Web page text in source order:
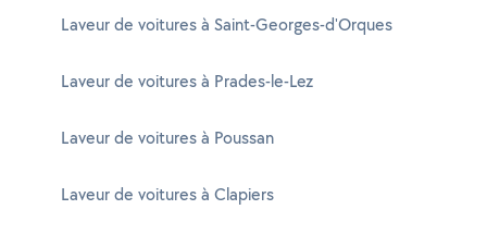
Laveur de voitures à Saint-Georges-d'Orques
Laveur de voitures à Prades-le-Lez
Laveur de voitures à Poussan
Laveur de voitures à Clapiers